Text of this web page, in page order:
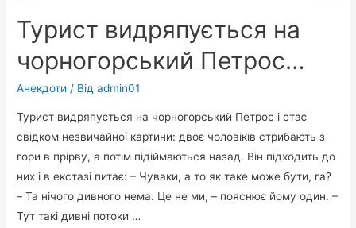
Турист видряпується на
чорногорський Петрос…
Анекдоти / Відadmin01
Турист видряпується на чорногорський Петрос і стає
свідком незвичайної картини: двоє чоловіків стрибають з
гори в прірву, а потім підіймаються назад. Він підходить до
них і в екстазі питає: – Чуваки, а то як таке може бути, га?
– Та нічого дивного нема. Це не ми, – пояснює йому один. –
Тут такі дивні потоки …